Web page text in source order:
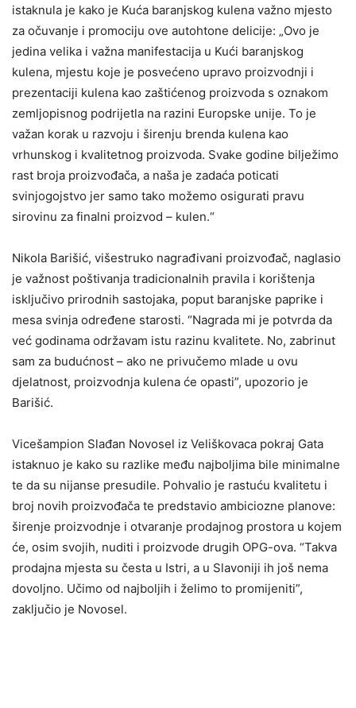
istaknula je kako je Kuća baranjskog kulena važno mjesto
za očuvanje i promociju ove autohtone delicije: „Ovo je
jedina velika i važna manifestacija u Kući baranjskog
kulena, mjestu koje je posvećeno upravo proizvodnji i
prezentaciji kulena kao zaštićenog proizvoda s oznakom
zemljopisnog podrijetla na razini Europske unije. To je
važan korak u razvoju i širenju brenda kulena kao
vrhunskog i kvalitetnog proizvoda. Svake godine bilježimo
rast broja proizvođača, a naša je zadaća poticati
svinjogojstvo jer samo tako možemo osigurati pravu
sirovinu za finalni proizvod – kulen.“
Nikola Barišić, višestruko nagrađivani proizvođač, naglasio
je važnost poštivanja tradicionalnih pravila i korištenja
isključivo prirodnih sastojaka, poput baranjske paprike i
mesa svinja određene starosti. “Nagrada mi je potvrda da
već godinama održavam istu razinu kvalitete. No, zabrinut
sam za budućnost – ako ne privučemo mlade u ovu
djelatnost, proizvodnja kulena će opasti”, upozorio je
Barišić.
Vicešampion Slađan Novosel iz Veliškovaca pokraj Gata
istaknuo je kako su razlike među najboljima bile minimalne
te da su nijanse presudile. Pohvalio je rastuću kvalitetu i
broj novih proizvođača te predstavio ambiciozne planove:
širenje proizvodnje i otvaranje prodajnog prostora u kojem
će, osim svojih, nuditi i proizvode drugih OPG-ova. “Takva
prodajna mjesta su česta u Istri, a u Slavoniji ih još nema
dovoljno. Učimo od najboljih i želimo to promijeniti”,
zaključio je Novosel.